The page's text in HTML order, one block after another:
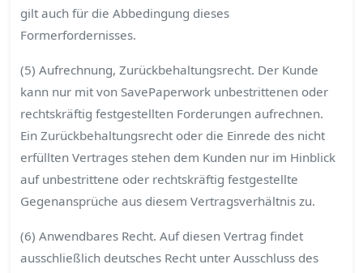
gilt auch für die Abbedingung dieses
Formerfordernisses.
(5) Aufrechnung, Zurückbehaltungsrecht. Der Kunde
kann nur mit von SavePaperwork unbestrittenen oder
rechtskräftig festgestellten Forderungen aufrechnen.
Ein Zurückbehaltungsrecht oder die Einrede des nicht
erfüllten Vertrages stehen dem Kunden nur im Hinblick
auf unbestrittene oder rechtskräftig festgestellte
Gegenansprüche aus diesem Vertragsverhältnis zu.
(6) Anwendbares Recht. Auf diesen Vertrag findet
ausschließlich deutsches Recht unter Ausschluss des